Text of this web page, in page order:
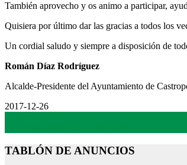
También aprovecho y os animo a participar,
Quisiera por último dar las gracias a todos los
Un cordial saludo y siempre a disposición de
Román Díaz Rodríguez
Alcalde-Presidente del Ayuntamiento de
2017-12-26
TABLÓN DE ANUNCIOS